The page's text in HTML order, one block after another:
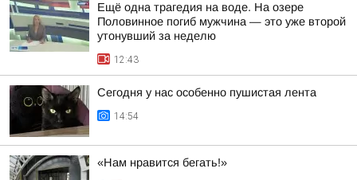
Ещё одна трагедия на воде. На озере
Половинное погиб мужчина — это уже второй
утонувший за неделю
12:43
Сегодня у нас особенно пушистая лента
14:54
«Нам нравится бегать!»